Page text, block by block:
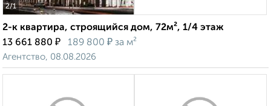
2/1
2-к квартира, строящийся дом, 72м², 1/4 этаж
13 661 880 ₽ 189 800 ₽ за м²
Агентство, 08.08.2026